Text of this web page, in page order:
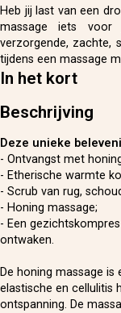
Heb jij last van een
massage iets
verzorgende, zachte,
tijdens een massage
In het kort
Beschrijving
Deze unieke
- Ontvangst met
- Etherische warmte
- Scrub van rug,
- Honing massage;
- Een
ontwaken.
De honing massage
elastische en cellulitis
ontspanning. De